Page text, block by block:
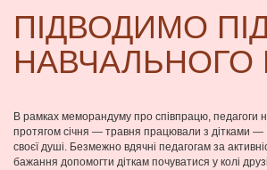
ПІДВОДИМО
НАВЧАЛЬНОГО
В рамках меморандуму про співпрацю, педагоги
протягом січня — травня працювали з дітками
своєї душі. Безмежно вдячні педагогам за
бажання допомогти діткам почуватися у колі